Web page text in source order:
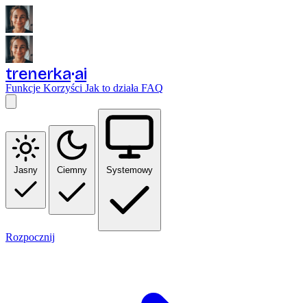
trenerka ai
Funkcje Korzyści Jak to działa FAQ
Jasny Ciemny Systemowy
Rozpocznij